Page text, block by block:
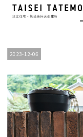
2023-12-06